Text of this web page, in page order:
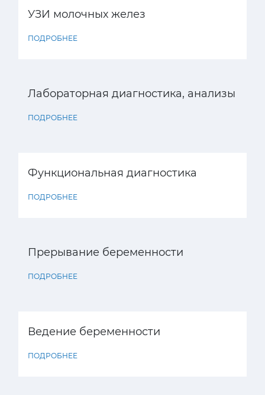
УЗИ молочных желез
ПОДРОБНЕЕ
Лабораторная диагностика, анализы
ПОДРОБНЕЕ
Функциональная диагностика
ПОДРОБНЕЕ
Прерывание беременности
ПОДРОБНЕЕ
Ведение беременности
ПОДРОБНЕЕ